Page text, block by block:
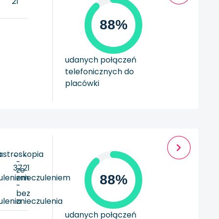
88%
udanych połączeń
telefonicznych do
placówki
-
ze
znieczuleniem
-
bez
znieczulenia
-
37
-
21
88%
udanych połączeń